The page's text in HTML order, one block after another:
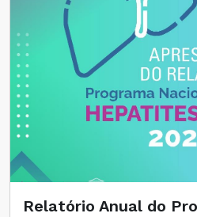
Relatório Anual do